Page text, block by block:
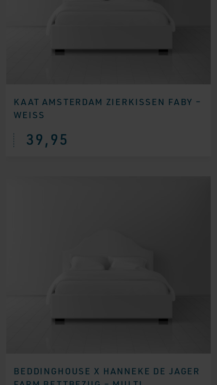
KAAT AMSTERDAM ZIERKISSEN FABY –
WEISS
39,95
BEDDINGHOUSE X HANNEKE DE JAGER